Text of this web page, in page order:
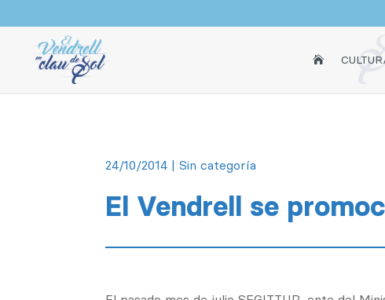
INICIO
24/10/2014 | Sin categoría
El Vendrell se